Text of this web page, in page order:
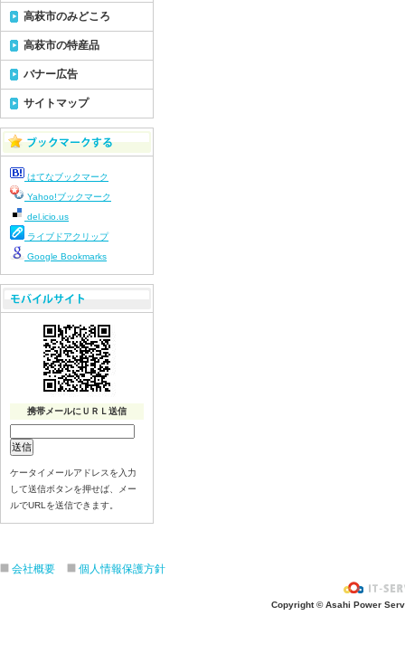
高萩市のみどころ
高萩市の特産品
バナー広告
サイトマップ
はてなブックマーク
Yahoo!ブックマーク
del.icio.us
ライブドアクリップ
Google Bookmarks
携帯メールにＵＲＬ送信
ケータイメールアドレスを入力
して送信ボタンを押せば、メー
ルでURLを送信できます。
会社概要 個人情報保護方針
Copyright © Asahi Power